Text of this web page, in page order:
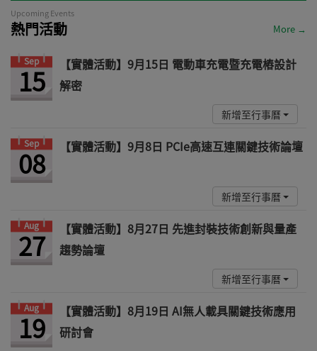
Upcoming Events
熱門活動 More →
Sep
15
【實體活動】9月15日 電動車充電暨充電樁設計
解密
新增至行事曆
Sep
08 【實體活動】9月8日 PCIe高速互連關鍵技術論壇
新增至行事曆
Aug
27
【實體活動】8月27日 先進封裝技術創新與量產
趨勢論壇
新增至行事曆
Aug
19
【實體活動】8月19日 AI無人載具關鍵技術應用
研討會